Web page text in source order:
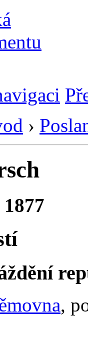
›
,